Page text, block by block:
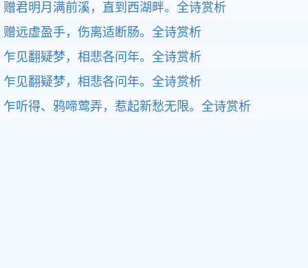
赠君明月满前溪，直到西湖畔。全诗赏析
赠远虚盈手，伤离适断肠。全诗赏析
乍见翻疑梦，相悲各问年。全诗赏析
乍见翻疑梦，相悲各问年。全诗赏析
乍听得、鸦啼莺弄，惹起新愁无限。全诗赏析